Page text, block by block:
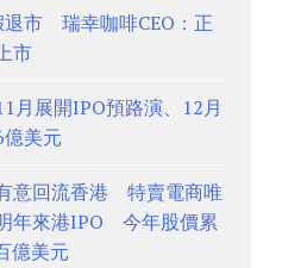
退市 瑞幸咖啡CEO：正
市
月展開IPO預路演、12月
美元
意回流香港 特賣電商唯
年來港IPO 今年股價累
億美元